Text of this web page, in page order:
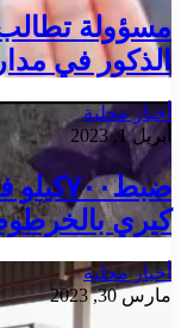
مسؤولة
الذكور في
أخبار محلية
أبريل 1, 2023
كيري
أخبار محلية
مارس 30, 2023